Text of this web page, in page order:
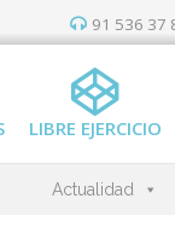
91 536 37
LIBRE EJERCICIO
Actualidad